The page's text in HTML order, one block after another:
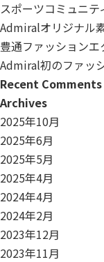
スポーツコミュニテ
Admiralオリジナル
豊通ファッション
Admiral初のファッ
Recent Comments
Archives
2025年10月
2025年6月
2025年5月
2025年4月
2024年4月
2024年2月
2023年12月
2023年11月